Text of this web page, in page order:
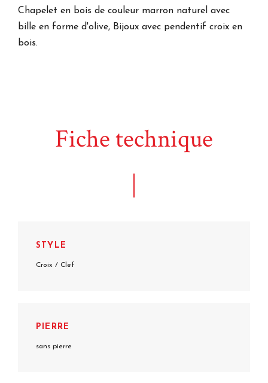
Chapelet en bois de couleur marron naturel avec
bille en forme d'olive, Bijoux avec pendentif croix en
bois.
Fiche technique
STYLE
Croix / Clef
PIERRE
sans pierre